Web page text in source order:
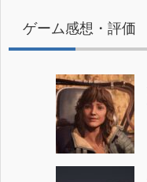
ゲーム感想・評価